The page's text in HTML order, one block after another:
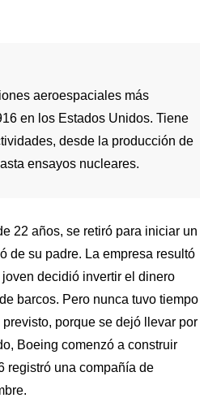
aeroespaciales más
en los Estados Unidos. Tiene
desde la producción de
ensayos nucleares.
22 años, se retiró para iniciar un
de su padre. La empresa resultó
decidió invertir el dinero
barcos. Pero nunca tuvo tiempo
porque se dejó llevar por
Boeing comenzó a construir
registró una compañía de